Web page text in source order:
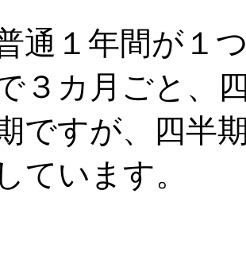
通１年間が１
３カ月ごと、
ですが、四半
ています。